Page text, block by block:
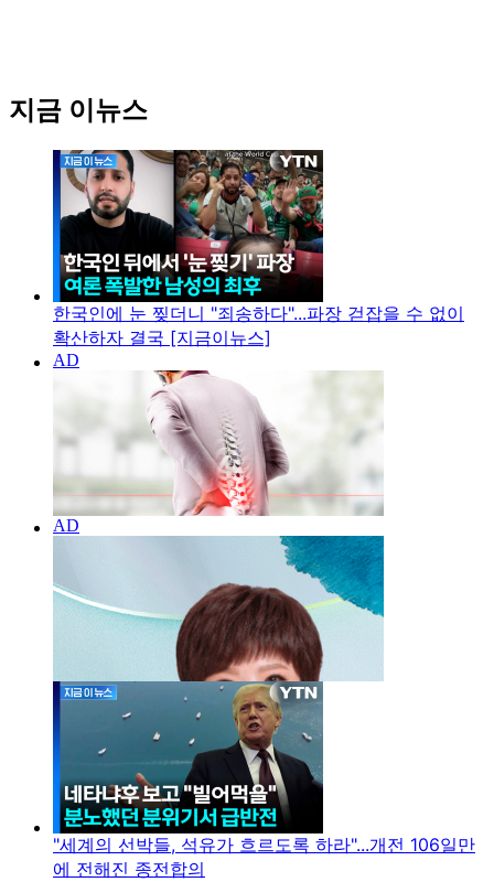
지금 이뉴스
한국인에 눈 찢더니 "죄송하다"...파장 걷잡을 수 없이
확산하자 결국 [지금이뉴스]
"세계의 선박들, 석유가 흐르도록 하라"...개전 106일만
에 전해진 종전합의